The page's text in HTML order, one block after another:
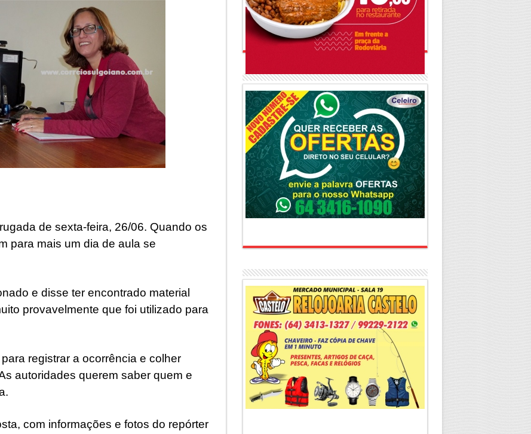
de sexta-feira, 26/06. Quando os
para mais um dia de aula se
e disse ter encontrado material
provavelmente que foi utilizado para
registrar a ocorrência e colher
autoridades querem saber quem e
com informações e fotos do repórter